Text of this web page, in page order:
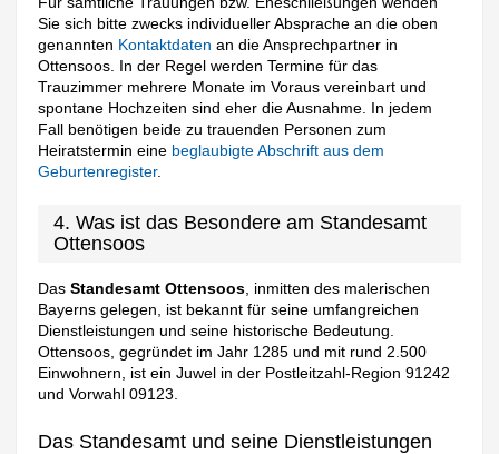
Sie sich bitte zwecks individueller Absprache an die oben
genannten Kontaktdaten an die Ansprechpartner in
Ottensoos. In der Regel werden Termine für das
Trauzimmer mehrere Monate im Voraus vereinbart und
spontane Hochzeiten sind eher die Ausnahme. In jedem
Fall benötigen beide zu trauenden Personen zum
Heiratstermin eine beglaubigte Abschrift aus dem
Geburtenregister.
4. Was ist das Besondere am Standesamt
Ottensoos
DasStandesamt Ottensoos, inmitten des malerischen
Bayerns gelegen, ist bekannt für seine umfangreichen
Dienstleistungen und seine historische Bedeutung.
Ottensoos, gegründet im Jahr 1285 und mit rund 2.500
Einwohnern, ist ein Juwel in der Postleitzahl-Region 91242
und Vorwahl 09123.
Das Standesamt und seine Dienstleistungen